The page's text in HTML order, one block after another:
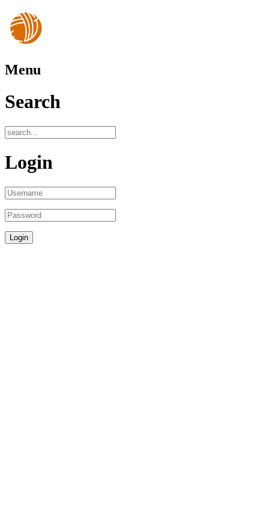
Menu
Search
Login